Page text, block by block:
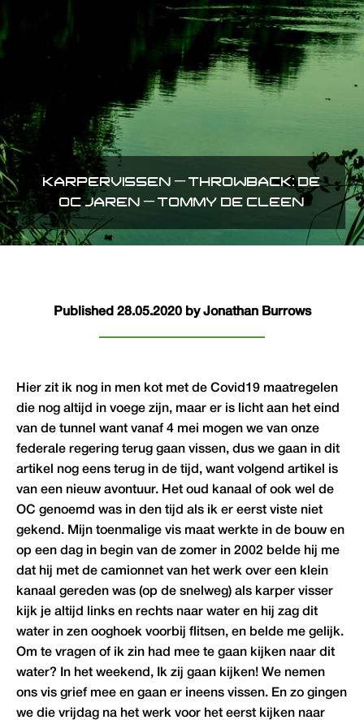
KARPERVISSEN – THROWBACK: DE
OC JAREN – TOMMY DE CLEEN
Published 28.05.2020 by Jonathan Burrows
Hier zit ik nog in men kot met de Covid19 maatregelen
die nog altijd in voege zijn, maar er is licht aan het eind
van de tunnel want vanaf 4 mei mogen we van onze
federale regering terug gaan vissen, dus we gaan in dit
artikel nog eens terug in de tijd, want volgend artikel is
van een nieuw avontuur. Het oud kanaal of ook wel de
OC genoemd was in den tijd als ik er eerst viste niet
gekend. Mijn toenmalige vis maat werkte in de bouw en
op een dag in begin van de zomer in 2002 belde hij me
dat hij met de camionnet van het werk over een klein
kanaal gereden was (op de snelweg) als karper visser
kijk je altijd links en rechts naar water en hij zag dit
water in zen ooghoek voorbij flitsen, en belde me gelijk.
Om te vragen of ik zin had mee te gaan kijken naar dit
water? In het weekend, Ik zij gaan kijken! We nemen
ons vis grief mee en gaan er ineens vissen. En zo gingen
we die vrijdag na het werk voor het eerst kijken naar